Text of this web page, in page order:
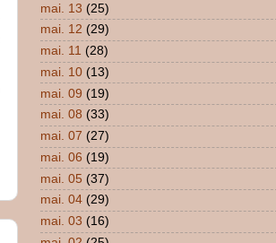
mai. 13 (25)
mai. 12 (29)
mai. 11 (28)
mai. 10 (13)
mai. 09 (19)
mai. 08 (33)
mai. 07 (27)
mai. 06 (19)
mai. 05 (37)
mai. 04 (29)
mai. 03 (16)